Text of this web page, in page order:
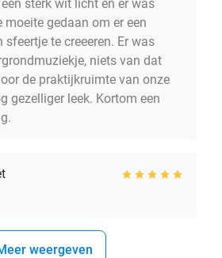
sterk wit licht en er was
moeite gedaan om er een
sfeertje te creeeren. Er was
niets van dat
de praktijkruimte van onze
gezelliger leek. Kortom een
weergeven